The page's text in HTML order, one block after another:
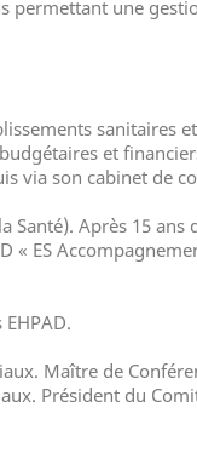
permettant une
sanitaires
et
via son cabinet de
Santé). Après 15 ans
ES
Maître de
Président du